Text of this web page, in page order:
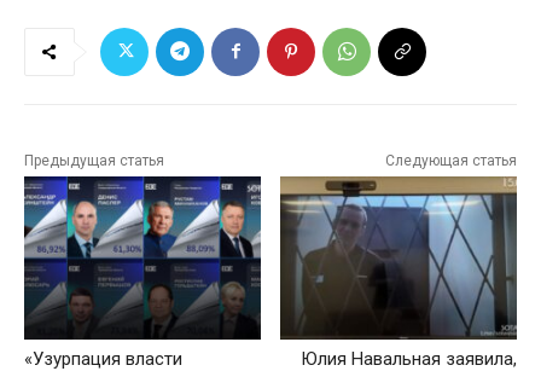
Предыдущая статья
«Узурпация власти
Следующая статья
Юлия Навальная заявила,